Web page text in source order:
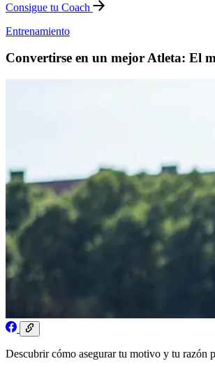
Consigue tu Coach
Entrenamiento
Convertirse en un mejor Atleta: El
Descubrir cómo asegurar tu motivo y tu razón